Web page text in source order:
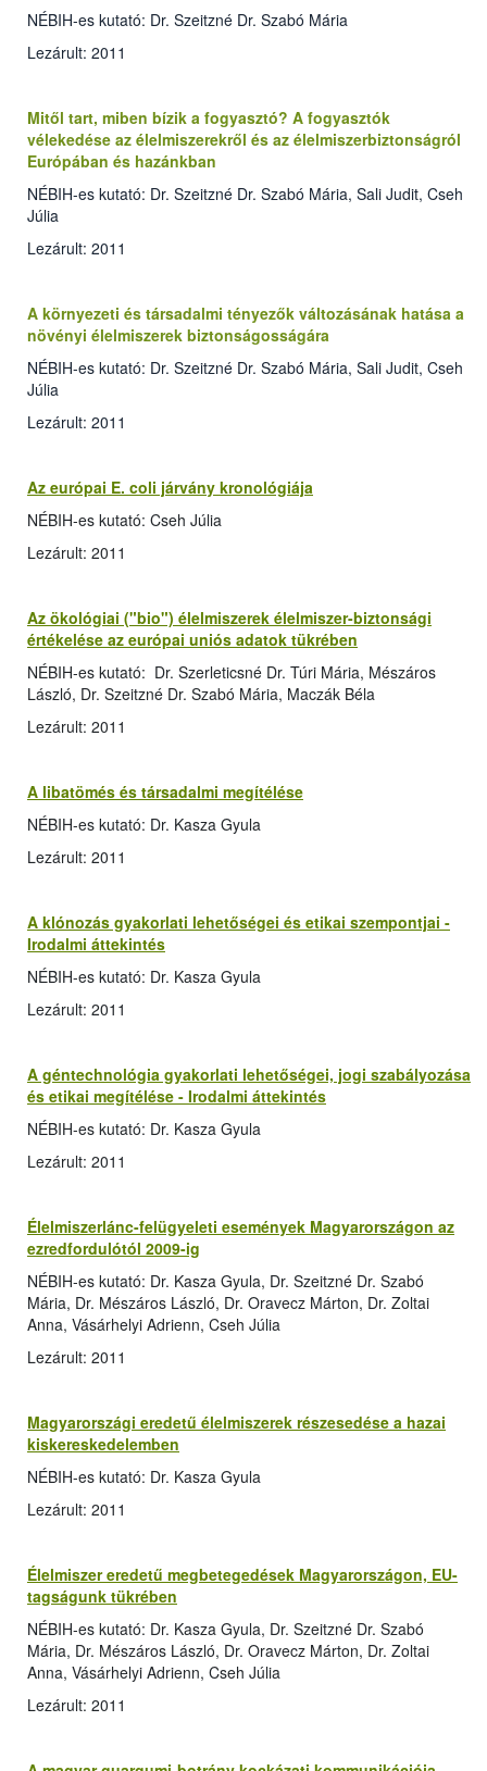
NÉBIH-es kutató: Dr. Szeitzné Dr. Szabó Mária
Lezárult: 2011
Mitől tart, miben bízik a fogyasztó? A fogyasztók
vélekedése az élelmiszerekről és az élelmiszerbiztonságról
Európában és hazánkban
NÉBIH-es kutató: Dr. Szeitzné Dr. Szabó Mária, Sali Judit, Cseh
Júlia
Lezárult: 2011
A környezeti és társadalmi tényezők változásának hatása a
növényi élelmiszerek biztonságosságára
NÉBIH-es kutató: Dr. Szeitzné Dr. Szabó Mária, Sali Judit, Cseh
Júlia
Lezárult: 2011
Az európai E. coli járvány kronológiája
NÉBIH-es kutató: Cseh Júlia
Lezárult: 2011
Az ökológiai ("bio") élelmiszerek élelmiszer-biztonsági
értékelése az európai uniós adatok tükrében
NÉBIH-es kutató: Dr. Szerleticsné Dr. Túri Mária, Mészáros
László, Dr. Szeitzné Dr. Szabó Mária, Maczák Béla
Lezárult: 2011
A libatömés és társadalmi megítélése
NÉBIH-es kutató: Dr. Kasza Gyula
Lezárult: 2011
A klónozás gyakorlati lehetőségei és etikai szempontjai -
Irodalmi áttekintés
NÉBIH-es kutató: Dr. Kasza Gyula
Lezárult: 2011
A géntechnológia gyakorlati lehetőségei, jogi szabályozása
és etikai megítélése - Irodalmi áttekintés
NÉBIH-es kutató: Dr. Kasza Gyula
Lezárult: 2011
Élelmiszerlánc-felügyeleti események Magyarországon az
ezredfordulótól 2009-ig
NÉBIH-es kutató: Dr. Kasza Gyula, Dr. Szeitzné Dr. Szabó
Mária, Dr. Mészáros László, Dr. Oravecz Márton, Dr. Zoltai
Anna, Vásárhelyi Adrienn, Cseh Júlia
Lezárult: 2011
Magyarországi eredetű élelmiszerek részesedése a hazai
kiskereskedelemben
NÉBIH-es kutató: Dr. Kasza Gyula
Lezárult: 2011
Élelmiszer eredetű megbetegedések Magyarországon, EU-
tagságunk tükrében
NÉBIH-es kutató: Dr. Kasza Gyula, Dr. Szeitzné Dr. Szabó
Mária, Dr. Mészáros László, Dr. Oravecz Márton, Dr. Zoltai
Anna, Vásárhelyi Adrienn, Cseh Júlia
Lezárult: 2011